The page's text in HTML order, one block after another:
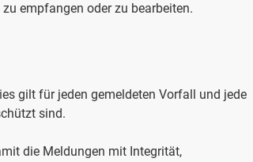
empfangen oder zu bearbeiten.
gilt für jeden gemeldeten Vorfall und jede
sind.
die Meldungen mit Integrität,